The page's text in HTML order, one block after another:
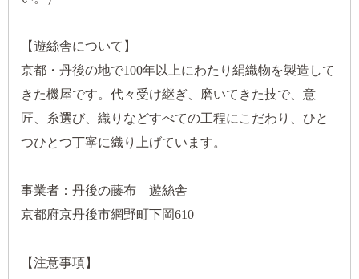
【遊絲舎について】
京都・丹後の地で100年以上にわたり絹織物を製造して
きた機屋です。代々受け継ぎ、磨いてきた技で、意
匠、糸選び、織りなどすべての工程にこだわり、ひと
つひとつ丁寧に織り上げています。
事業者：丹後の藤布 遊絲舎
京都府京丹後市網野町下岡610
【注意事項】